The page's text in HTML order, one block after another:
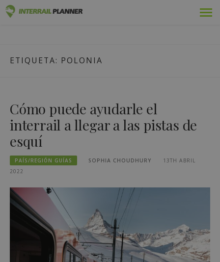
Pases
Guías de países
Conectarse
Planifique un nuevo viaje
INTERRAIL
ETIQUETA: POLONIA
Cómo puede ayudarle el
interrail a llegar a las pistas de
esquí
PAÍS/REGIÓN GUÍAS SOPHIA CHOUDHURY
13TH ABRIL
2022